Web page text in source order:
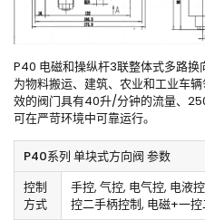
P40 电磁和操纵杆3联整体式多路
为物料搬运、建筑、农业和工业车
效的阀门具有40升/分钟的流量、
可在严苛环境中可靠运行。
P40系列 单块式方向阀 参数
控制
方式
手控, 气控, 电气控, 电液
控二手柄控制, 电磁+一